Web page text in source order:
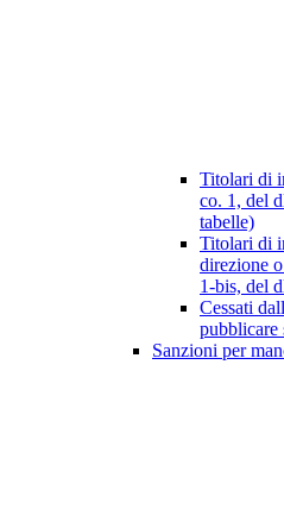
Titolari di
co. 1, del
tabelle)
Titolari di
direzione
1-bis, del
Cessati
pubblicare
Sanzioni per